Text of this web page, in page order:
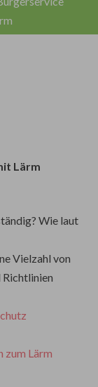
Lärm
Wie laut
Vielzahl von
Richtlinien
zum Lärm